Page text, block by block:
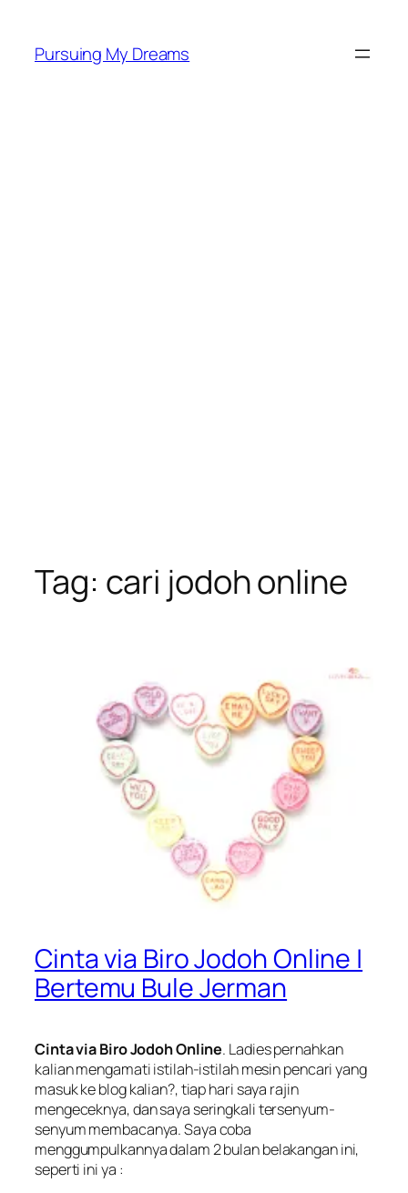
content
Pursuing My Dreams
Tag: cari jodoh online
Cinta via Biro Jodoh Online |
Bertemu Bule Jerman
Cinta via Biro Jodoh Online. Ladies pernahkan
kalian mengamati istilah-istilah mesin pencari yang
masuk ke blog kalian?, tiap hari saya rajin
mengeceknya, dan saya seringkali tersenyum-
senyum membacanya. Saya coba
menggumpulkannya dalam 2 bulan belakangan ini,
seperti ini ya :